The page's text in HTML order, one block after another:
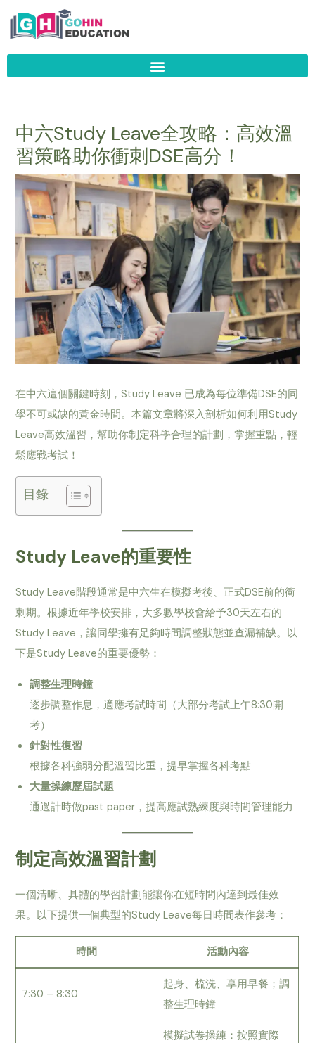
Skip
中六Study Leave全攻略：高效溫
習策略助你衝刺DSE高分！
在中六這個關鍵時刻，Study Leave 已成為每位準備DSE的同
學不可或缺的黃金時間。本篇文章將深入剖析如何利用Study
Leave高效溫習，幫助你制定科學合理的計劃，掌握重點，輕
鬆應戰考試！
目錄
Study Leave的重要性
Study Leave階段通常是中六生在模擬考後、正式DSE前的衝
刺期。根據近年學校安排，大多數學校會給予30天左右的
Study Leave，讓同學擁有足夠時間調整狀態並查漏補缺。以
下是Study Leave的重要優勢：
調整生理時鐘
逐步調整作息，適應考試時間（大部分考試上午8:30開
考）
針對性復習
根據各科強弱分配溫習比重，提早掌握各科考點
大量操練歷屆試題
通過計時做past paper，提高應試熟練度與時間管理能力
制定高效溫習計劃
一個清晰、具體的學習計劃能讓你在短時間內達到最佳效
果。以下提供一個典型的Study Leave每日時間表作參考：
時間 活動內容
7:30 – 8:30
起身、梳洗、享用早餐；調
整生理時鐘
模擬試卷操練：按照實際